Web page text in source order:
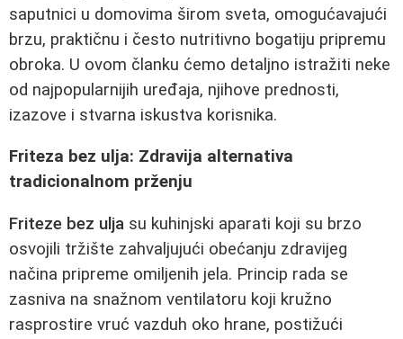
saputnici u domovima širom sveta, omogućavajući
brzu, praktičnu i često nutritivno bogatiju pripremu
obroka. U ovom članku ćemo detaljno istražiti neke
od najpopularnijih uređaja, njihove prednosti,
izazove i stvarna iskustva korisnika.
Friteza bez ulja: Zdravija alternativa
tradicionalnom prženju
Friteze bez ulja su kuhinjski aparati koji su brzo
osvojili tržište zahvaljujući obećanju zdravijeg
načina pripreme omiljenih jela. Princip rada se
zasniva na snažnom ventilatoru koji kružno
rasprostire vruć vazduh oko hrane, postižući